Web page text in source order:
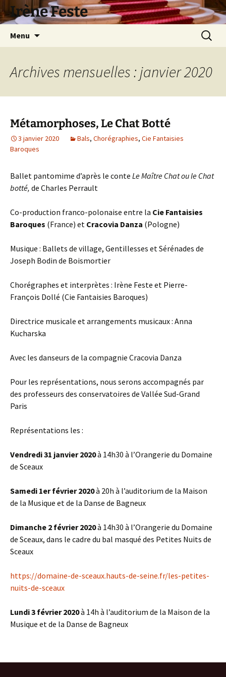
Aller
au Irène Feste
Menu
Archives mensuelles : janvier 2020
Métamorphoses, Le Chat Botté
3 janvier 2020 Bals, Chorégraphies, Cie Fantaisies
Baroques
Ballet pantomime d’après le conte Le Maître Chat ou le Chat
botté, de Charles Perrault
Co-production franco-polonaise entre la Cie Fantaisies
Baroques (France) et Cracovia Danza (Pologne)
Musique : Ballets de village, Gentillesses et Sérénades de
Joseph Bodin de Boismortier
Chorégraphes et interprètes : Irène Feste et Pierre-
François Dollé (Cie Fantaisies Baroques)
Directrice musicale et arrangements musicaux : Anna
Kucharska
Avec les danseurs de la compagnie Cracovia Danza
Pour les représentations, nous serons accompagnés par
des professeurs des conservatoires de Vallée Sud-Grand
Paris
Représentations les :
Vendredi 31 janvier 2020à 14h30 à l’Orangerie du Domaine
de Sceaux
Samedi 1er février 2020à 20h à l’auditorium de la Maison
de la Musique et de la Danse de Bagneux
Dimanche 2 février 2020à 14h30 à l’Orangerie du Domaine
de Sceaux, dans le cadre du bal masqué des Petites Nuits de
Sceaux
https://domaine-de-sceaux.hauts-de-seine.fr/les-petites-
nuits-de-sceaux
Lundi 3 février 2020à 14h à l’auditorium de la Maison de la
Musique et de la Danse de Bagneux